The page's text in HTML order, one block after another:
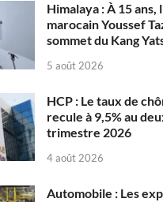
Himalaya : À 15 ans,
marocain Youssef
sommet du Kang
5 août 2026
HCP : Le taux de
recule à 9,5% au
trimestre 2026
4 août 2026
Automobile : Les